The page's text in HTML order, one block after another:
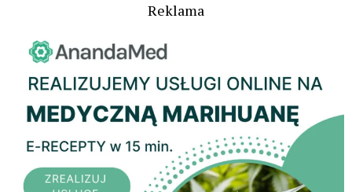
Reklama